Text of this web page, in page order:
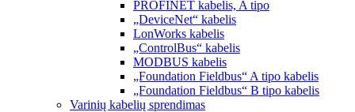
PROFINET kabelis, A tipo
„DeviceNet“ kabelis
LonWorks kabelis
„ControlBus“ kabelis
MODBUS kabelis
„Foundation Fieldbus“ A tipo kabelis
„Foundation Fieldbus“ B tipo kabelis
Varinių kabelių sprendimas